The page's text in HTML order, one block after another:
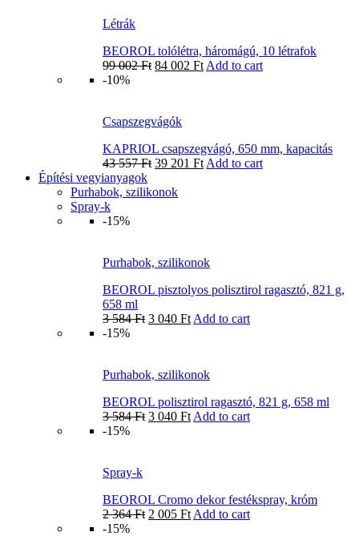
Létrák
BEOROL tolólétra, háromágú, 10 létrafok
99 002Ft 84 002 Ft Add to cart
-10%
Csapszegvágók
KAPRIOL csapszegvágó, 650 mm, kapacitás
43 557Ft 39 201 Ft Add to cart
Építési vegyianyagok
Purhabok, szilikonok
Spray-k
-15%
Purhabok, szilikonok
BEOROL pisztolyos polisztirol ragasztó, 821 g,
658 ml
3 584Ft 3 040 Ft Add to cart
-15%
Purhabok, szilikonok
BEOROL polisztirol ragasztó, 821 g, 658 ml
3 584Ft 3 040 Ft Add to cart
-15%
Spray-k
BEOROL Cromo dekor festékspray, króm
2 364Ft 2 005 Ft Add to cart
-15%